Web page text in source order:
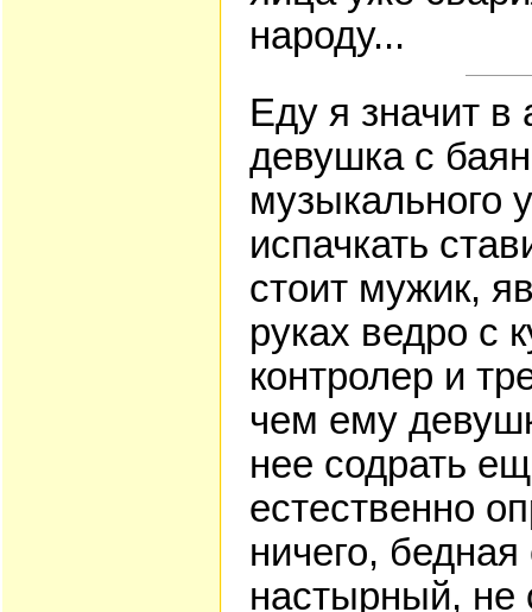
народу...
Еду я значит в
девушка с
музыкального
испачкать
стоит мужик,
руках ведро с
контролер и
чем ему
нее содрать
естественно
ничего, бедная
настырный, не